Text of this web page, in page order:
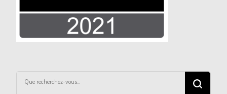
recherchiez